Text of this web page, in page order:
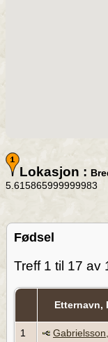
Lokasjon :
5.615865999999983
Fødsel
Treff 1 til 17 av
Etternavn,
1